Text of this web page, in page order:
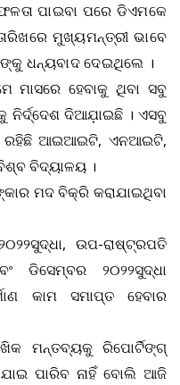
ପାଇବା ପରେ ଡିଏମକେ
ମୁଖ୍ୟମନ୍ତ୍ରୀ ଭାବେ
ଧନ୍ୟବାଦ ଦେଇଥିଲେ ।
ମାସରେ ହେବାକୁ ଥିବା ସବୁ
ନିର୍ଦ୍ଦେଶ ଦିଆଯ଼ାଇଛି । ଏସବୁ
ରହିଛି ଆଇଆଇଟି, ଏନଆଇଟି,
ବିଦ୍ୟାଳୟ ।
ମଦ ବିକ୍ରି କରାଯାଇଥିବା
ଉପ-ରାଷ୍ଟ୍ରପତି
ଡିସେମ୍ବର ୨୦୨୨ସୁଦ୍ଧା
କାମ ସମାପ୍ତ ହେବାର
ମନ୍ତବ୍ୟକୁ ରିପୋର୍ଟିଙ୍ଗ୍
ପାରିବ ନାହିଁ ବୋଲି ଆଜି